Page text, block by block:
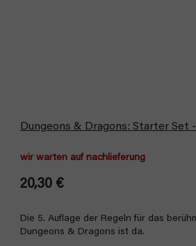
Dungeons & Dragons: Starter Set
wir warten auf nachlieferung
20,30 €
Die 5. Auflage der Regeln für das
Dungeons & Dragons ist da.